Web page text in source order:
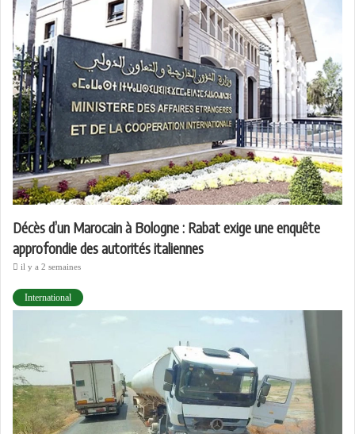
Décès d’un Marocain à Bologne : Rabat exige une enquête
approfondie des autorités italiennes
il y a 2 semaines
International